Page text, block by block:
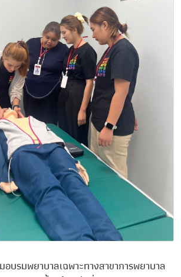
บรมพยาบาลเฉพาะทางสาขาการพยาบาล